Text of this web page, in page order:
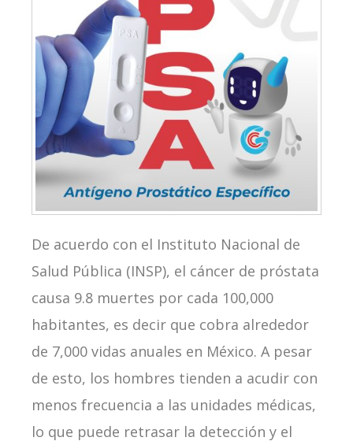
De acuerdo con el Instituto Nacional de
Salud Pública (INSP), el cáncer de próstata
causa 9.8 muertes por cada 100,000
habitantes, es decir que cobra alrededor
de 7,000 vidas anuales en México. A pesar
de esto, los hombres tienden a acudir con
menos frecuencia a las unidades médicas,
lo que puede retrasar la detección y el